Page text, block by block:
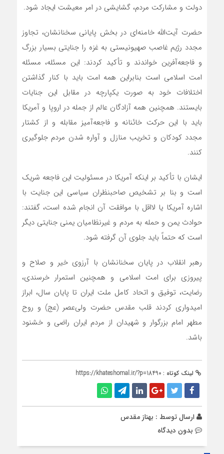
دولت و مشارکت مردم، گشایشی در امر معیشت ایجاد شود.
حضرت آیت‌الله خامنه‌ای در بخش پایانی سخنانشان، تجاوز
مجدد رژیم غاصب صهیونیستی به غزه را جنایتی بسیار بزرگ
و فاجعه‌آفرین خواندند و تأکید کردند: این مسئله، مسئله
امت اسلامی است بنابراین همه امت باید با کنار گذاشتن
اختلافات خود به صورت یکپارچه در مقابل این جنایات
بایستند. همچنین همه آزادگان عالم از جمله در اروپا و آمریکا
باید با این حرکت خائنانه و فاجعه‌آمیز مقابله و از کشتار
مجدد کودکان و تخریب منازل و آواره شدن مردم جلوگیری
کنند.
ایشان با تأکید بر اینکه آمریکا در مسئولیت این فاجعه شریک
است و بنا بر تشخیص صاحبنظران سیاسی این جنایت با
اشاره آمریکا یا لااقل با موافقت آن انجام شده است، گفتند:
حوادث یمن و حمله به مردم و غیرنظامیان یمنی جنایتی دیگر
است که حتماً باید جلوی آن گرفته شود.
رهبر انقلاب در پایان سخنانشان با آرزوی خیر و صلاح و
پیروزی برای امت اسلامی و همچنین استمرار خرسندی،
رضایت، توفیق و اتحاد کامل ملت ایران تا پایان سال، ابراز
امیدواری کردند قلب مقدس حضرت ولی‌عصر (عج) و روح
مطهر امام بزرگوار و شهیدان از مردم ایران راضی و خشنود
باشد.
لینک کوتاه : https://khateshomal.ir/?p=18490
ارسال توسط : بهناز مقدس
بدون دیدگاه